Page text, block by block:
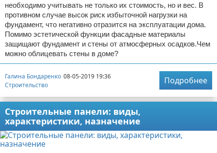
необходимо учитывать не только их стоимость, но и вес. В
противном случае высок риск избыточной нагрузки на
фундамент, что негативно отразится на эксплуатации дома.
Помимо эстетической функции фасадные материалы
защищают фундамент и стены от атмосферных осадков.Чем
можно облицевать стены в доме?
Галина Бондаренко 08-05-2019 19:36
Строительство
Подробнее
Строительные панели: виды,
характеристики, назначение